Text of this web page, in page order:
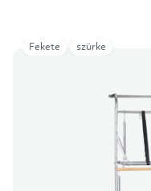
Fekete szürke